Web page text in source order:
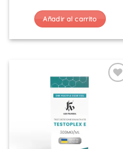
Añadir al carrito